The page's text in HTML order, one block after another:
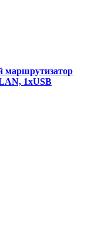
маршрутизатор
1xUSB